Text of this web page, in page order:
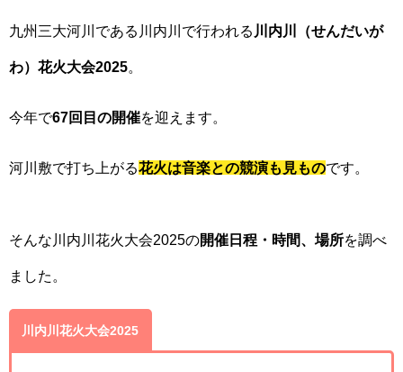
九州三大河川である川内川で行われる 川内川（せんだいが
わ）花火大会2025。
今年で67回目の開催を迎えます。
河川敷で打ち上がる花火は音楽との競演も見ものです。
そんな川内川花火大会2025の開催日程・時間、場所を調べ
ました。
川内川花火大会2025